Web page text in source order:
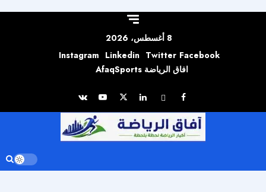
8 أغسطس، 2026
Facebook
Twitter
Linkedin
Instagram
افاق الرياضة AfaqSports